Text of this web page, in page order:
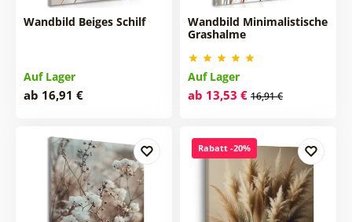
Wandbild Beiges Schilf
Auf Lager
ab 16,91 €
Wandbild Minimalistische
Grashalme
Auf Lager
ab 13,53 € 16,91 €
Rabatt -20%